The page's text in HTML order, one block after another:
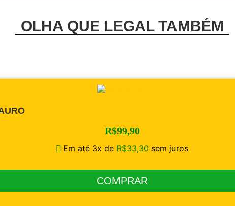
OLHA QUE LEGAL TAMBÉM
R$99,90
Em até 3x de R$33,30 sem juros
COMPRAR